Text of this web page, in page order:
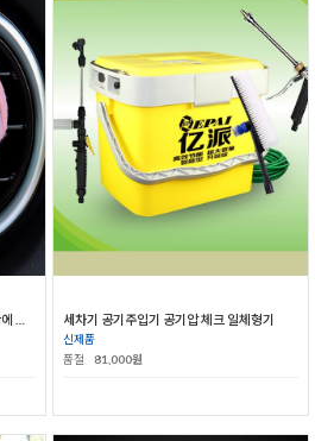
세차기 공기주입기 공기압 체크 일체형기
신제품
품절
81,000원